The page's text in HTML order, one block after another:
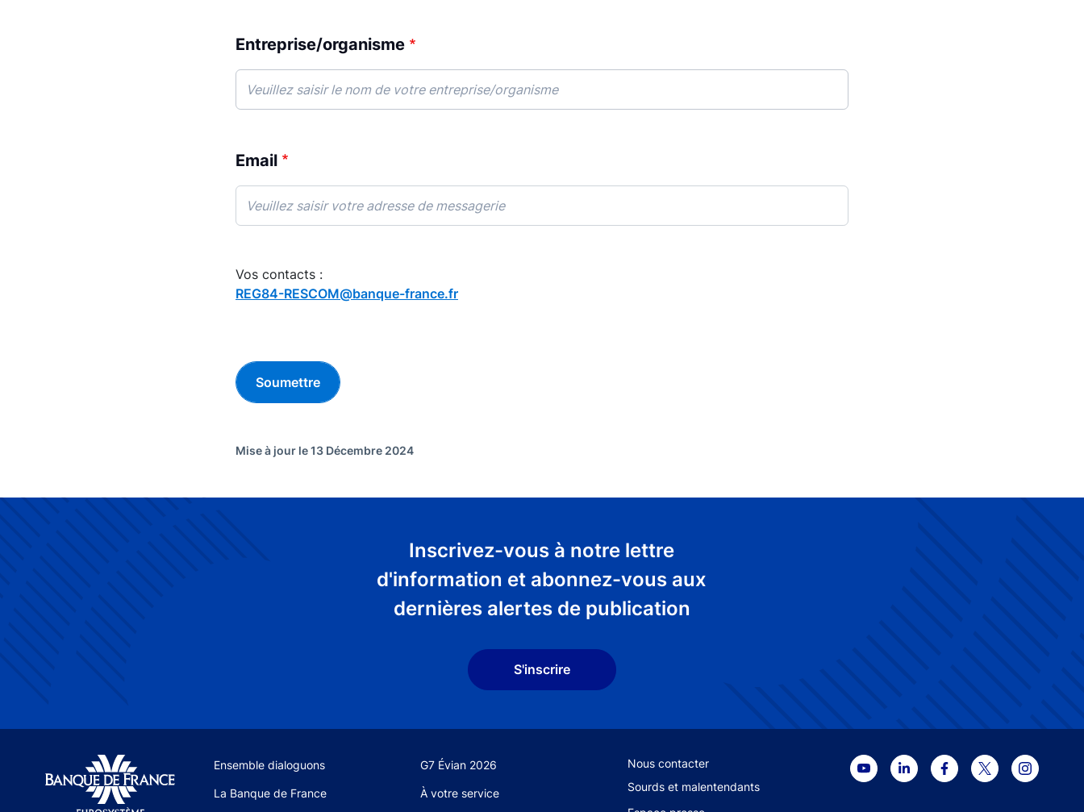
Entreprise/organisme
Email
Vos contacts :
REG84-RESCOM@banque-france.fr
Mise à jour le 13 Décembre 2024
Inscrivez-vous à notre lettre
d'information et abonnez-vous aux
dernières alertes de publication
S'inscrire
Site navigation
Ensemble dialoguons G7 Évian 2026
La Banque de France À votre service
Footer secondary menu
Nous contacter
Sourds et malentendants